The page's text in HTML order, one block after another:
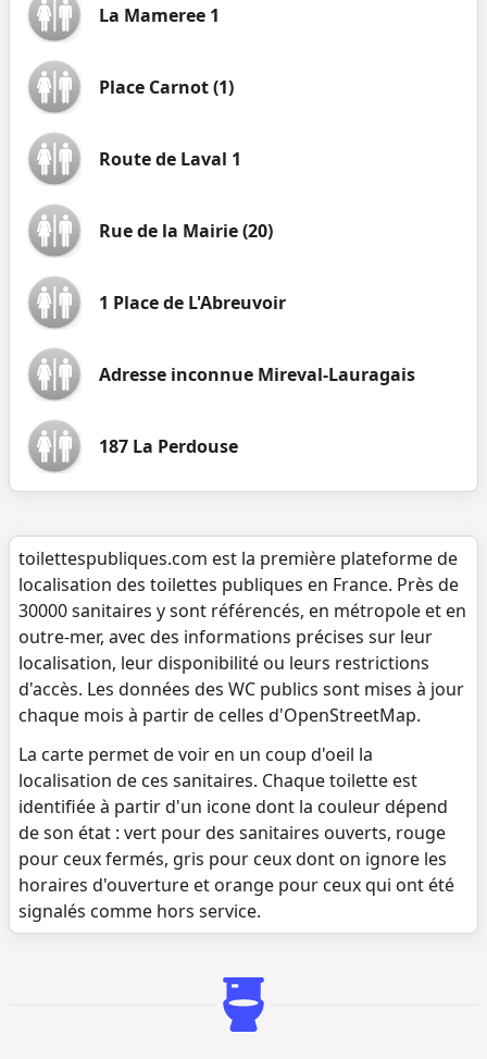
La Mameree 1
Place Carnot (1)
Route de Laval 1
Rue de la Mairie (20)
1 Place de L'Abreuvoir
Adresse inconnue Mireval-Lauragais
187 La Perdouse
toilettespubliques.com est la première plateforme de
localisation des toilettes publiques en France. Près de
30000 sanitaires y sont référencés, en métropole et en
outre-mer, avec des informations précises sur leur
localisation, leur disponibilité ou leurs restrictions
d'accès. Les données des WC publics sont mises à jour
chaque mois à partir de celles d'OpenStreetMap.
La carte permet de voir en un coup d'oeil la
localisation de ces sanitaires. Chaque toilette est
identifiée à partir d'un icone dont la couleur dépend
de son état : vert pour des sanitaires ouverts, rouge
pour ceux fermés, gris pour ceux dont on ignore les
horaires d'ouverture et orange pour ceux qui ont été
signalés comme hors service.